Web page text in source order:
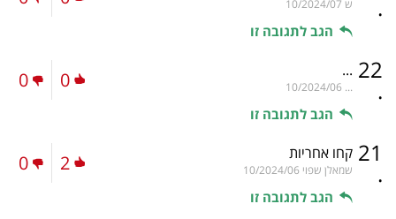
. ש 10/2024/07
הגב לתגובה זו
22
.
...
...
10/2024/06
הגב לתגובה זו
0
0
21
.
קחו אחריות
שמאלן שפוי 10/2024/06
הגב לתגובה זו
2
0